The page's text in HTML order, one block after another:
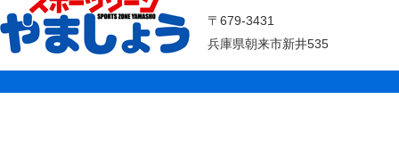
〒679-3431
兵庫県朝来市新井535